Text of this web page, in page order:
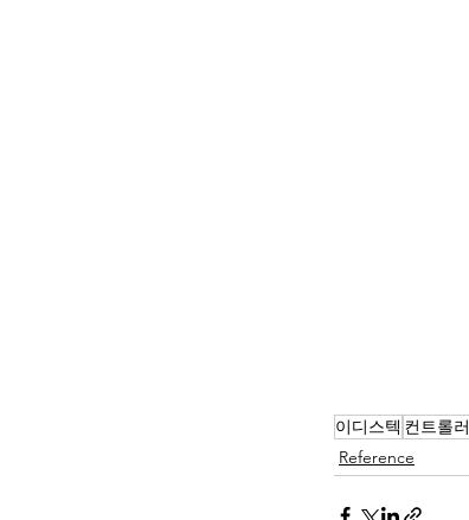
이디스텍 컨트롤러
Reference